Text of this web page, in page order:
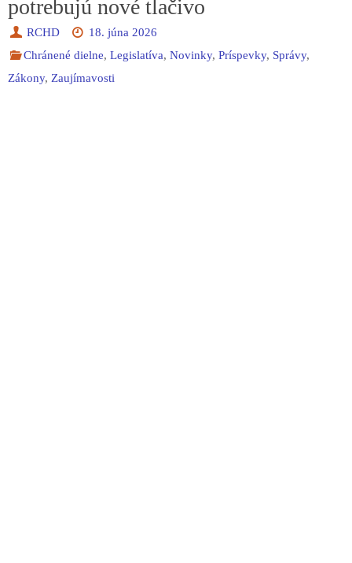
potrebujú nové tlačivo
RCHD
18. júna 2026
Chránené dielne,Legislatíva,Novinky,Príspevky, Správy,
Zákony, Zaujímavosti